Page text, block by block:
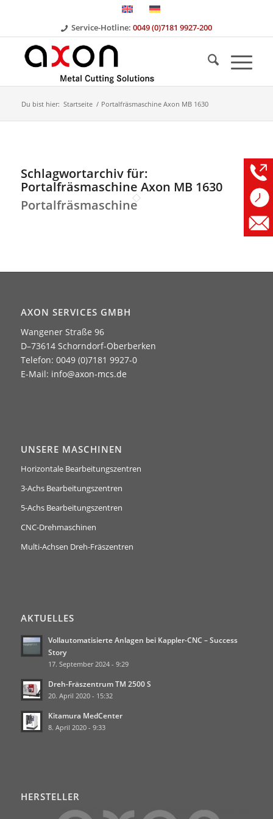
Service-Hotline:0049 (0)7181 9927-200
Du bist hier: Startseite / Portalfräsmaschine Axon MB 1630
Schlagwortarchiv für:
Portalfräsmaschine Axon MB 1630
Portalfräsmaschine
AXON SERVICES GMBH
Wangener Straße 96
D–73614 Schorndorf-Oberberken
Telefon: 0049 (0)7181 9927-0
E-Mail: info@axon-mcs.de
UNSERE MASCHINEN
Horizontale Bearbeitungszentren
3-Achs Bearbeitungszentren
5-Achs Bearbeitungszentren
CNC-Drehmaschinen
Multi-Achsen Dreh-Fräszentren
AKTUELLES
Vollautomatisierte Anlagen bei Kappler-CNC – Success
Story
17. September 2024 - 9:29
Dreh-Fräszentrum TM 2500 S
20. April 2020 - 15:32
Kitamura MedCenter
8. April 2020 - 9:33
HERSTELLER